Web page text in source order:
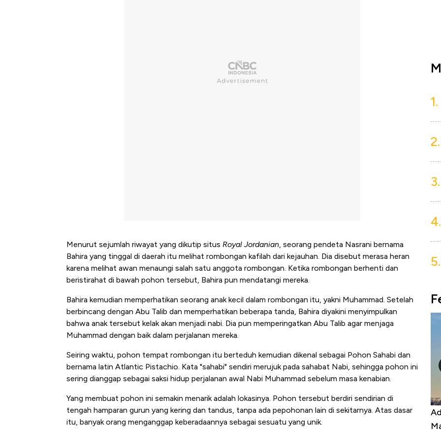
Menurut sejumlah riwayat yang dikutip situs Royal Jordanian, seorang pendeta Nasrani bernama
Bahira yang tinggal di daerah itu melihat rombongan kafilah dari kejauhan. Dia disebut merasa heran
karena melihat awan menaungi salah satu anggota rombongan. Ketika rombongan berhenti dan
beristirahat di bawah pohon tersebut, Bahira pun mendatangi mereka.
Bahira kemudian memperhatikan seorang anak kecil dalam rombongan itu, yakni Muhammad. Setelah
berbincang dengan Abu Talib dan memperhatikan beberapa tanda, Bahira diyakini menyimpulkan
bahwa anak tersebut kelak akan menjadi nabi. Dia pun memperingatkan Abu Talib agar menjaga
Muhammad dengan baik dalam perjalanan mereka.
Seiring waktu, pohon tempat rombongan itu berteduh kemudian dikenal sebagai Pohon Sahabi dan
bernama latin Atlantic Pistachio. Kata "sahabi" sendiri merujuk pada sahabat Nabi, sehingga pohon ini
sering dianggap sebagai saksi hidup perjalanan awal Nabi Muhammad sebelum masa kenabian.
Yang membuat pohon ini semakin menarik adalah lokasinya. Pohon tersebut berdiri sendirian di
tengah hamparan gurun yang kering dan tandus, tanpa ada pepohonan lain di sekitarnya. Atas dasar
itu, banyak orang menganggap keberadaannya sebagai sesuatu yang unik.
1.
2.
3.
4.
5.
Kongo Tutup Keran Ekspor, Harga
Tembaga Terbang ke Zona Berbahaya